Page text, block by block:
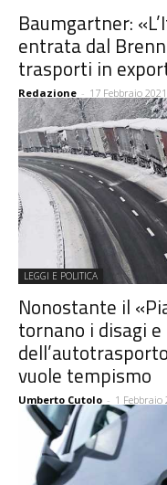
Baumgartner:
entrata dal
trasporti in
Redazione - 17 Febbraio 2021
LEGGI E POLITICA
Nonostante il
tornano i disagi
vuole tempismo
Umberto Cutolo - 1 Febbraio